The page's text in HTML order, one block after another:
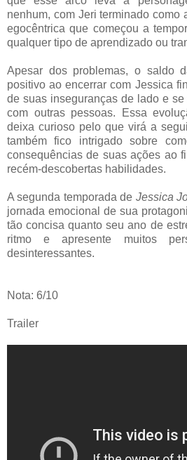
nenhum, com Jeri terminado como
egocêntrica que começou a
qualquer tipo de aprendizado ou
Apesar dos problemas, o saldo
positivo ao encerrar com Jessica
de suas inseguranças de lado e
com outras pessoas. Essa
deixa curioso pelo que virá a
também fico intrigado sobre
consequências de suas ações ao
recém-descobertas habilidades.
A segunda temporada de Jessica
jornada emocional de sua
tão concisa quanto seu ano de
ritmo e apresente muitos
desinteressantes.
Nota: 6/10
Trailer